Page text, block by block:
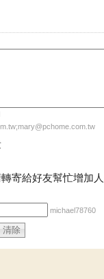
寄給好友幫忙增加人
michael78760